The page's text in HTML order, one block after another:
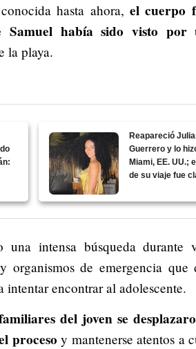
hasta ahora, el cuerpo
había sido visto por
la playa.
Reapareció
Guerrero y lo
Miami, EE. UU.;
de su viaje fue
una intensa búsqueda
organismos de emergencia que
encontrar al adolescente.
del joven se
proceso y mantenerse atentos a